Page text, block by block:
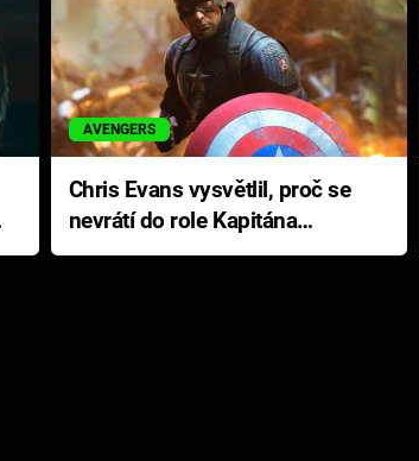
AVENGERS
Chris Evans vysvětlil, proč se
nevrátí do role Kapitána
Ameriky